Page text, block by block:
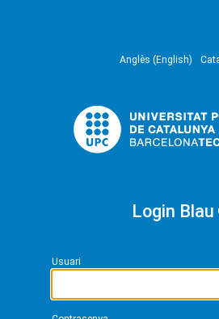
Anglès (English)
Login Blau
Usuari